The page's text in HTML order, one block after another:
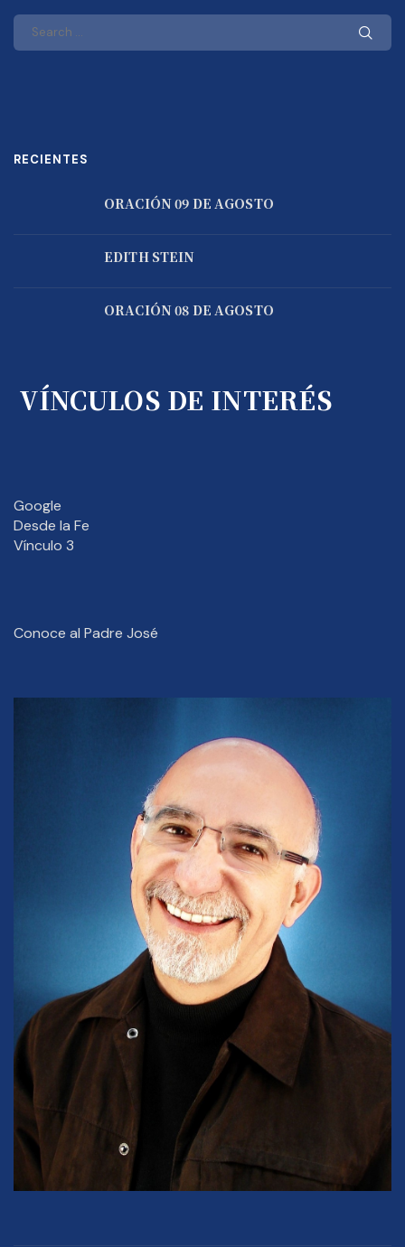
RECIENTES
ORACIÓN 09 DE AGOSTO
EDITH STEIN
ORACIÓN 08 DE AGOSTO
VÍNCULOS DE INTERÉS
Google
Desde la Fe
Vínculo 3
Conoce al Padre José